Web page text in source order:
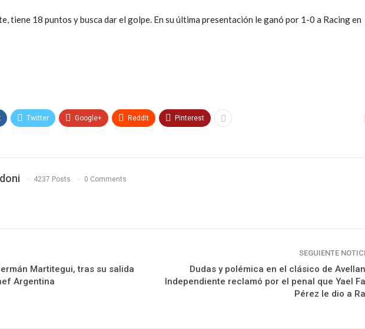
tiene 18 puntos y busca dar el golpe. En su última presentación le ganó por 1-0 a Racing en
Twitter Google+ ReddIt Pinterest
4237 Posts 0 Comments
Martitegui, tras su salida
Argentina
SEGUIENTE
Dudas y polémica en el clásico de
Independiente reclamó por el penal que Yael
Pérez le dio a